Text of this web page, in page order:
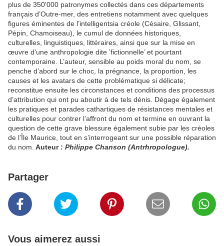
plus de 350'000 patronymes collectés dans ces départements
français d’Outre-mer, des entretiens notamment avec quelques
figures éminentes de l’intelligentsia créole (Césaire, Glissant,
Pépin, Chamoiseau), le cumul de données historiques,
culturelles, linguistiques, littéraires, ainsi que sur la mise en
œuvre d’une anthropologie dite ’fictionnelle’ et pourtant
contemporaine. L’auteur, sensible au poids moral du nom, se
penche d’abord sur le choc, la prégnance, la proportion, les
causes et les avatars de cette problématique si délicate;
reconstitue ensuite les circonstances et conditions des processus
d’attribution qui ont pu aboutir à de tels dénis. Dégage également
les pratiques et parades cathartiques de résistances mentales et
culturelles pour contrer l’affront du nom et termine en ouvrant la
question de cette grave blessure également subie par les créoles
de l’Île Maurice, tout en s’interrogeant sur une possible réparation
du nom. Auteur : Philippe Chanson (Antrhropologue).
Partager
Vous aimerez aussi